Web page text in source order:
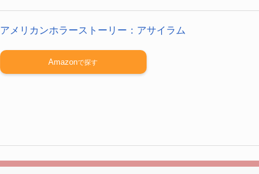
アメリカンホラーストーリー：アサイラム
Amazon